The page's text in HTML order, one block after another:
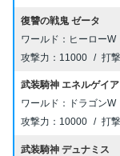
復讐の戦鬼 ゼータ
ヒーローW
11000
武装騎神 エネルゲイア
ドラゴンW
10000
武装騎神 デュナミス